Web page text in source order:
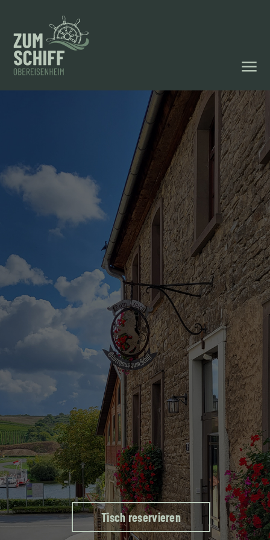
Öffnungszeiten:
Mittwoch, Donnerstag & Freitag ab 16:00 Uhr
Samstag ab 12:00 Uhr
Sonntag & Feiertag 11:30 Uhr bis 21:00 Uhr durchgehend
Montag & Dienstag sind Ruhetage
Tisch reservieren